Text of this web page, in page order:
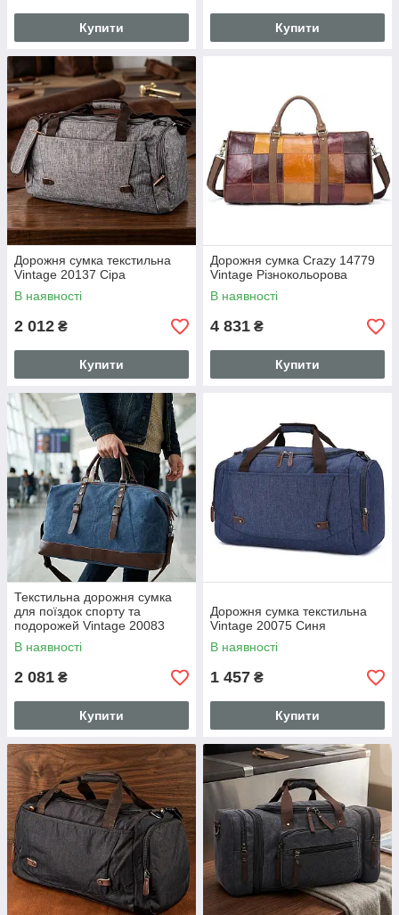
Купити Купити
Дорожня сумка текстильна
Vintage 20137 Сіра
В наявності
2 012 ₴
Купити
Дорожня сумка Crazy 14779
Vintage Різнокольорова
В наявності
4 831 ₴
Купити
Текстильна дорожня сумка
для поїздок спорту та
подорожей Vintage 20083
Синя
В наявності
2 081 ₴
Купити
Дорожня сумка текстильна
Vintage 20075 Синя
В наявності
1 457 ₴
Купити